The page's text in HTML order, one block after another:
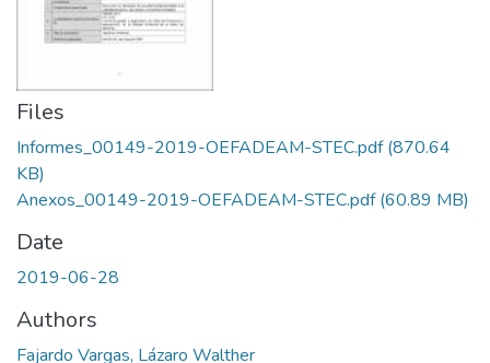
Files
Informes_00149-2019-OEFADEAM-STEC.pdf(870.64
KB)
Anexos_00149-2019-OEFADEAM-STEC.pdf(60.89 MB)
Date
2019-06-28
Authors
Fajardo Vargas, Lázaro Walther